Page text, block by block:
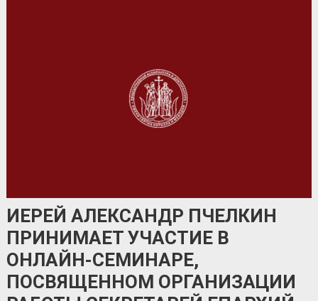
ИЕРЕЙ АЛЕКСАНДР ПЧЕЛКИН
ПРИНИМАЕТ УЧАСТИЕ В
ОНЛАЙН-СЕМИНАРЕ,
ПОСВЯЩЕННОМ ОРГАНИЗАЦИИ